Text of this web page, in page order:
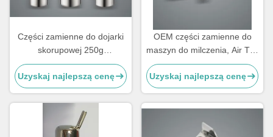
Części zamienne do dojarki
skorupowej 250g
Konfigurowalny kubełek dla
kóz
Uzyskaj najlepszą cenę
OEM części zamienne do
maszyn do milczenia, Air Tee
typ Komponenty do maszyn
do milczenia
Uzyskaj najlepszą cenę